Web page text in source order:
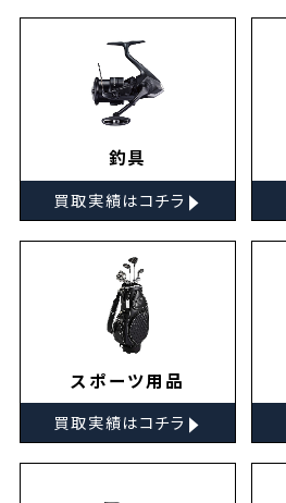
釣具
買取実績はコチラ ▸
スポーツ用品
買取実績はコチラ ▸